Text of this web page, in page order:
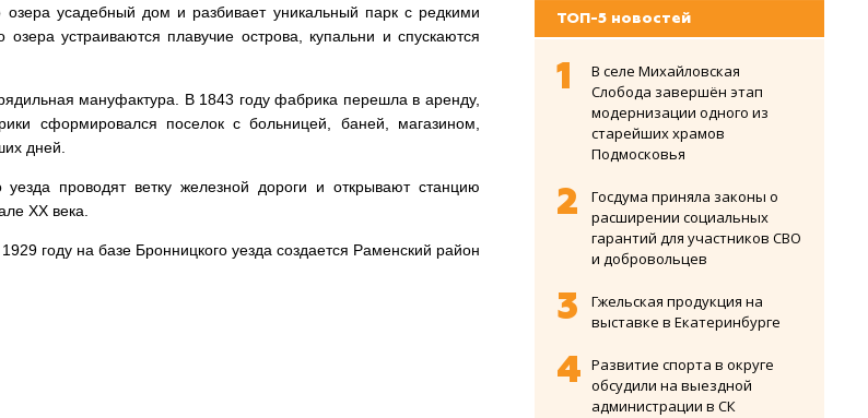
озера усадебный дом и разбивает уникальный парк с редкими
устраиваются плавучие острова, купальни и спускаются
мануфактура. В 1843 году фабрика перешла в аренду,
сформировался поселок с больницей, баней, магазином,
дней.
проводят ветку железной дороги и открывают станцию
XX века.
году на базе Бронницкого уезда создается Раменский район
ТОП-5 новостей
В селе Михайловская
Слобода завершён этап
модернизации одного из
старейших храмов
Подмосковья
Госдума приняла законы о
расширении социальных
гарантий для участников СВО
и добровольцев
Гжельская продукция на
выставке в Екатеринбурге
Развитие спорта в округе
обсудили на выездной
администрации в СК